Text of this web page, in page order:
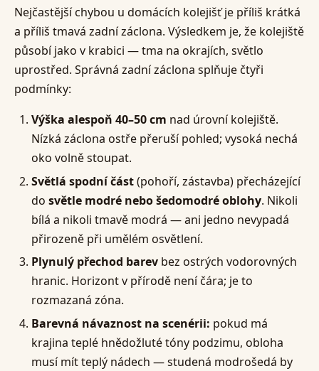
Nejčastější chybou u domácích kolejišť je příliš krátká
a příliš tmavá zadní záclona. Výsledkem je, že kolejiště
působí jako v krabici — tma na okrajích, světlo
uprostřed. Správná zadní záclona splňuje čtyři
podmínky:
Výška alespoň 40–50 cm nad úrovní kolejiště.
Nízká záclona ostře přeruší pohled; vysoká nechá
oko volně stoupat.
Světlá spodní část(pohoří, zástavba) přecházející
do světle modré nebo šedomodré oblohy. Nikoli
bílá a nikoli tmavě modrá — ani jedno nevypadá
přirozeně při umělém osvětlení.
Plynulý přechod barev bez ostrých vodorovných
hranic. Horizont v přírodě není čára; je to
rozmazaná zóna.
Barevná návaznost na scenérii: pokud má
krajina teplé hnědožluté tóny podzimu, obloha
musí mít teplý nádech — studená modrošedá by